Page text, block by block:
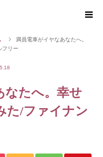
満員電車がイヤなあなたへ。
フリー
なたへ。幸せ
た/ファイナン